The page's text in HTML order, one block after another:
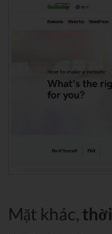
Mặt khác,